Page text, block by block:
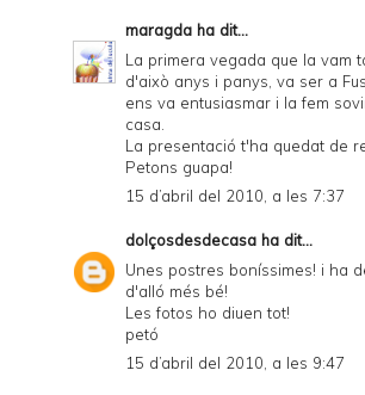
maragda ha dit...
La primera vegada que la vam
d'això anys i panys, va ser a
ens va entusiasmar i la fem
casa.
La presentació t'ha quedat de
Petons guapa!
15 d’abril del 2010, a les 7:37
dolçosdesdecasa ha dit...
Unes postres boníssimes! i ha
d'alló més bé!
Les fotos ho diuen tot!
petó
15 d’abril del 2010, a les 9:47